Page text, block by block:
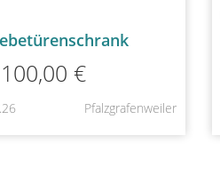
€
Pfalzgrafenweiler